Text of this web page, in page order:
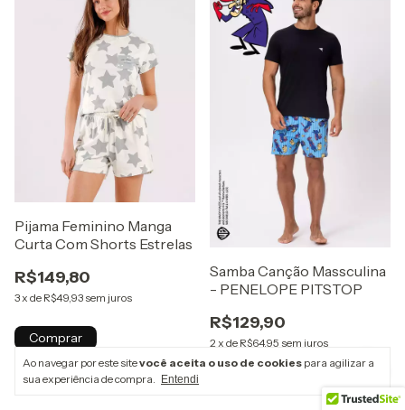
Ao navegar por este sitevocê aceita o uso de cookies para agilizar a
sua experiência de compra.
Entendi
Pijama Feminino Manga
Curta Com Shorts Estrelas
R$149,80
3 x de R$49,93 sem juros
Comprar
Samba Canção Massculina
- PENELOPE PITSTOP
R$129,90
2 x de R$64,95 sem juros